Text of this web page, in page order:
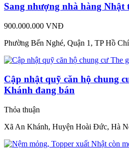
Sang nhượng nhà hàng Nhật
900.000.000 VNĐ
Phường Bến Nghé, Quận 1, TP Hồ
Cập nhật quỹ căn hộ chung
Khánh đang bán
Thỏa thuận
Xã An Khánh, Huyện Hoài Đức, Hà